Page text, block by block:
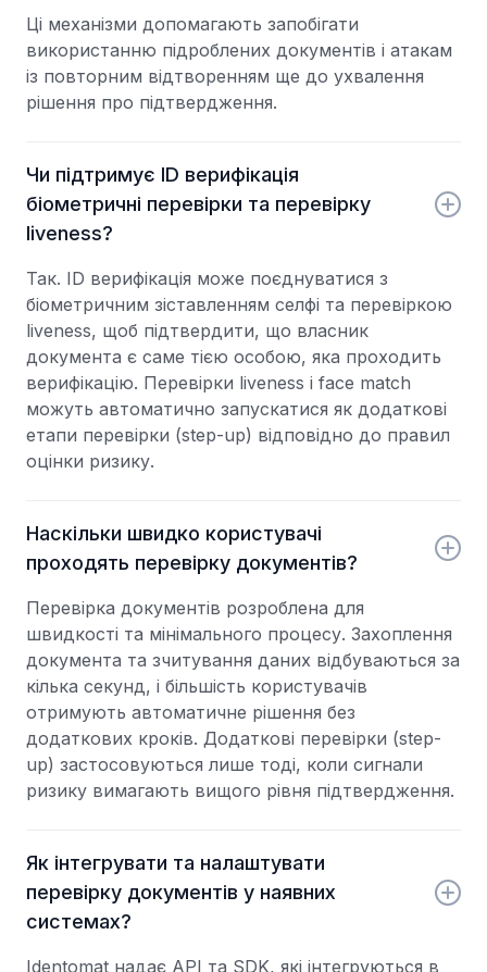
Ці механізми допомагають запобігати
використанню підроблених документів і атакам
із повторним відтворенням ще до ухвалення
рішення про підтвердження.
Чи підтримує ID верифікація
біометричні перевірки та перевірку
liveness?
Так. ID верифікація може поєднуватися з
біометричним зіставленням селфі та перевіркою
liveness, щоб підтвердити, що власник
документа є саме тією особою, яка проходить
верифікацію. Перевірки liveness і face match
можуть автоматично запускатися як додаткові
етапи перевірки (step-up) відповідно до правил
оцінки ризику.
Наскільки швидко користувачі
проходять перевірку документів?
Перевірка документів розроблена для
швидкості та мінімального процесу. Захоплення
документа та зчитування даних відбуваються за
кілька секунд, і більшість користувачів
отримують автоматичне рішення без
додаткових кроків. Додаткові перевірки (step-
up) застосовуються лише тоді, коли сигнали
ризику вимагають вищого рівня підтвердження.
Як інтегрувати та налаштувати
перевірку документів у наявних
системах?
Identomat надає API та SDK, які інтегруються в